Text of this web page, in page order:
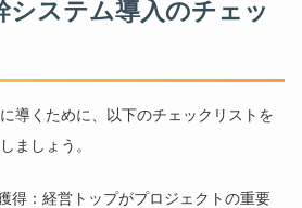
システム導入のチェッ
導くために、以下のチェックリストを
ましょう。
得：経営トップがプロジェクトの重要